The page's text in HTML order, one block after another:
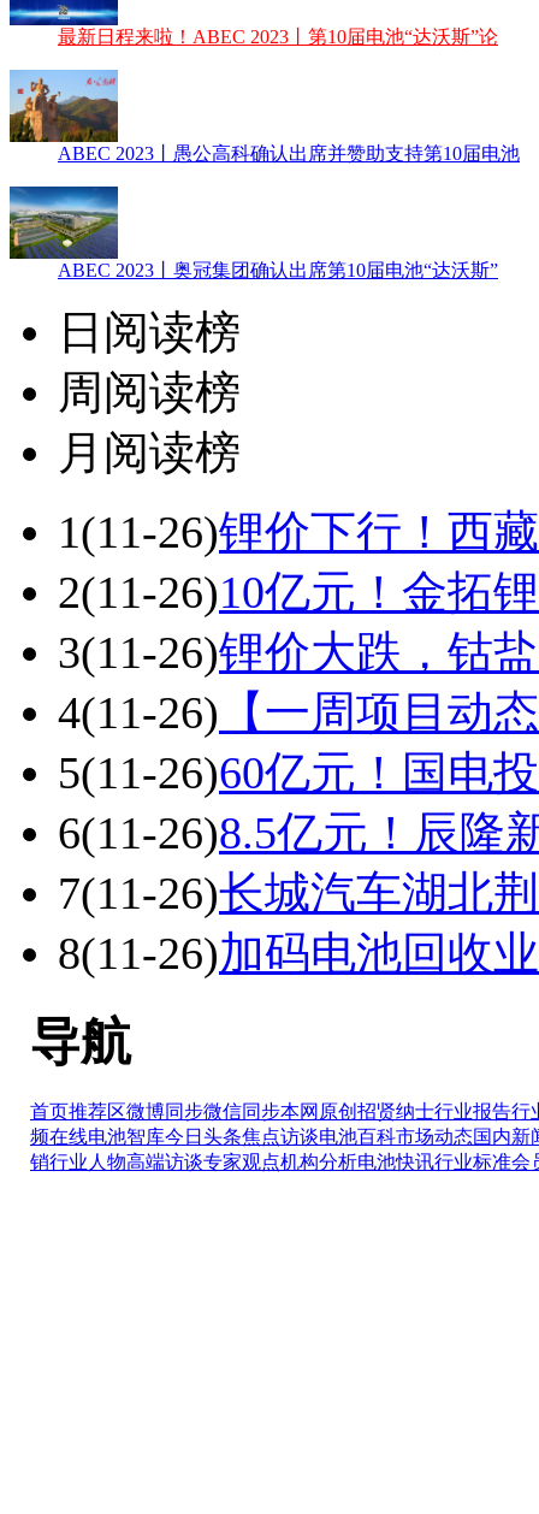
最新日程来啦！ABEC 2023丨第10届电池“达沃斯”论
ABEC 2023丨愚公高科确认出席并赞助支持第10届电池
ABEC 2023丨奥冠集团确认出席第10届电池“达沃斯”
日阅读榜
周阅读榜
月阅读榜
1(11-26)锂价下行！西
2(11-26)10亿元！金拓
3(11-26)锂价大跌，钴
4(11-26) 【一周项目动
5(11-26)60亿元！国电
6(11-26)8.5亿元！辰隆
7(11-26)长城汽车湖北
8(11-26)加码电池回收
导航
首页推荐区微博同步微信同步本网原创 招贤纳士行业报告行
频在线电池智库今日头条焦点访谈电池百科市场动态国内新
销行业人物高端访谈专家观点机构分析电池快讯行业标准会